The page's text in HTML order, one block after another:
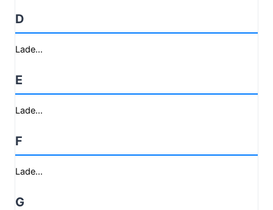
D
Lade...
E
Lade...
F
Lade...
G